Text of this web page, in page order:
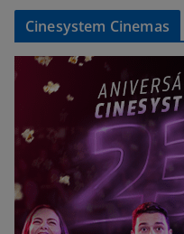
Cinesystem Cinemas